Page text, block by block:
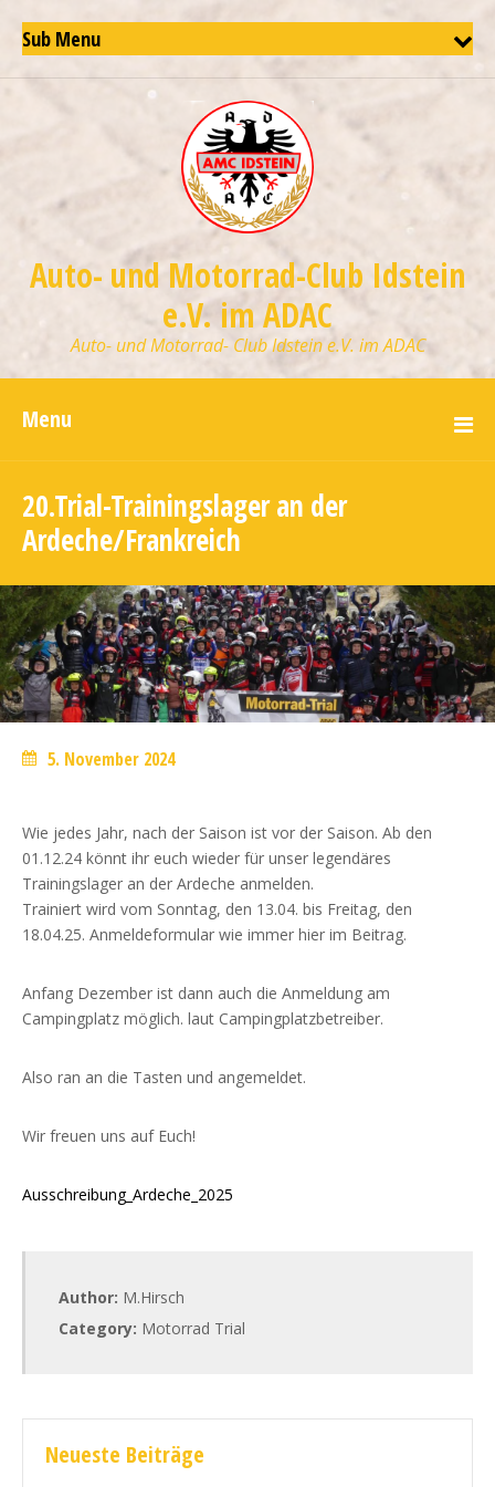
Sub Menu
Auto- und Motorrad-Club Idstein
e.V. im ADAC
Auto- und Motorrad- Club Idstein e.V. im ADAC
Menu
20.Trial-Trainingslager an der
Ardeche/Frankreich
5. November 2024
Wie jedes Jahr, nach der Saison ist vor der Saison. Ab den
01.12.24 könnt ihr euch wieder für unser legendäres
Trainingslager an der Ardeche anmelden.
Trainiert wird vom Sonntag, den 13.04. bis Freitag, den
18.04.25. Anmeldeformular wie immer hier im Beitrag.
Anfang Dezember ist dann auch die Anmeldung am
Campingplatz möglich. laut Campingplatzbetreiber.
Also ran an die Tasten und angemeldet.
Wir freuen uns auf Euch!
Ausschreibung_Ardeche_2025
Author: M.Hirsch
Category: Motorrad Trial
Neueste Beiträge